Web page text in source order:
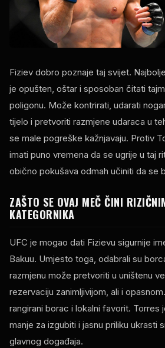
Fiziev dobro poznaje taj svijet.
je opušten, oštar i sposoban čitati
poligonu. Može kontrirati, udarati
tijelo i pretvoriti razmjene udaraca u
se male pogreške kažnjavaju. Protiv
imati puno vremena da se ugrije u taj
obično pokušava odmah učiniti da se
ZAŠTO SE OVAJ MEČ ČINI
KATEGORNIKA
UFC je mogao dati Fizievu sigurnije
Bakuu. Umjesto toga, odabrali su
razmjenu može pretvoriti u uništenu
rezervaciju zanimljivijom, ali i
rangirani borac i lokalni favorit. Torres
manje za izgubiti i jasnu priliku ukrasti
glavnog događaja.